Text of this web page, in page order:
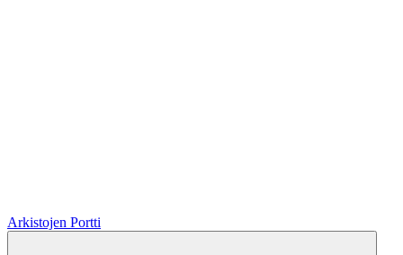
Arkistojen Portti